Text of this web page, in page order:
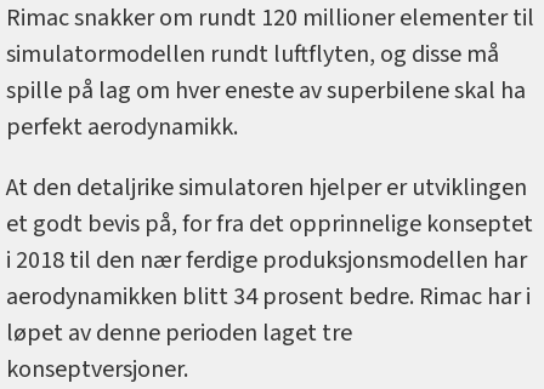
Rimac snakker om rundt 120 millioner elementer til
simulatormodellen rundt luftflyten, og disse må
spille på lag om hver eneste av superbilene skal ha
perfekt aerodynamikk.
At den detaljrike simulatoren hjelper er utviklingen
et godt bevis på, for fra det opprinnelige konseptet
i 2018 til den nær ferdige produksjonsmodellen har
aerodynamikken blitt 34 prosent bedre. Rimac har i
løpet av denne perioden laget tre
konseptversjoner.